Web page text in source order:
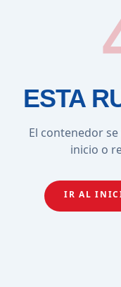
ESTA
El contenedor
inicio o
IR AL